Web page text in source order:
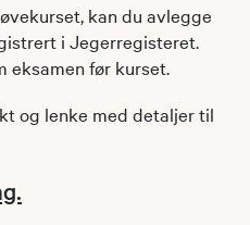
kan du avlegge
i Jegerregisteret.
eksamen før kurset.
og lenke med detaljer til